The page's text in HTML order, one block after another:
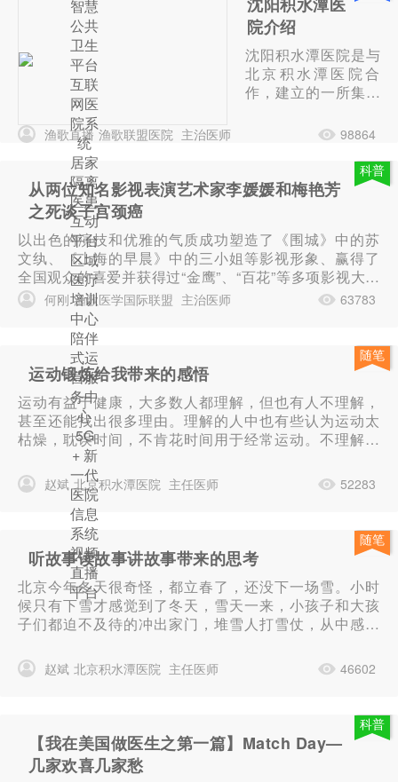
智慧
公共
卫生
平台
互联
网医
院系
统
居家
隔离
医患
互动
平台
区域
医疗
培训
中心
陪伴
式运
营服
务中
心
5G
+ 新
一代
医院
信息
系统
视频
直播
平台
院介绍
沈阳积水潭医院是与
北京积水潭医院合
作，建立的一所集医
健、教学、科研于一
性综合医院，是沈阳
市基本医疗保险（职
工、居民、生育）定
京、沈阳市对口合作
的重点项目、沈阳西
部地区重要的公共服
务项目，被市政府列
渔歌直播 渔歌联盟医院 主治医师 98864
从两位知名影视表演艺术家李媛媛和梅艳芳
之死谈子宫颈癌
以出色的演技和优雅的气质成功塑造了《围城》中的苏
文纨、《上海的早晨》中的三小姐等影视形象、赢得了
全国观众的喜爱并获得过“金鹰”、“百花”等多项影视大奖
大陆著名影视演员李媛媛因晚期子宫颈癌治疗无效，于
２００２年１０月２０日在北...
科普
何刚 渔歌医学国际联盟 主治医师 63783
运动锻炼给我带来的感悟
运动有益于健康，大多数人都理解，但也有人不理解，
甚至还能找出很多理由。理解的人中也有些认为运动太
枯燥，耽误时间，不肯花时间用于经常运动。不理解的
人把那些在运动场上或在马拉松猝死的人，归结于运动
让他们过早的离开了人世。...
随笔
赵斌 北京积水潭医院 主任医师 52283
听故事读故事讲故事带来的思考
北京今年冬天很奇怪，都立春了，还没下一场雪。小时
候只有下雪才感觉到了冬天，雪天一来，小孩子和大孩
子们都迫不及待的冲出家门，堆雪人打雪仗，从中感受
气，给我们孩童时带来不同的感受外...
随笔
赵斌 北京积水潭医院 主任医师 46602
【我在美国做医生之第一篇】Match Day—
几家欢喜几家愁
科普